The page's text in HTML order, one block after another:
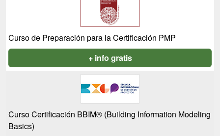
Curso de Preparación para la Certificación PMP
+ info gratis
Curso Certificación BBIM® (Building Information Modeling
Basics)